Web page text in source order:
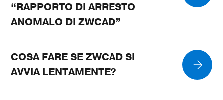
“RAPPORTO DI ARRESTO
ANOMALO DI ZWCAD”
COSA FARE SE ZWCAD SI
AVVIA LENTAMENTE?